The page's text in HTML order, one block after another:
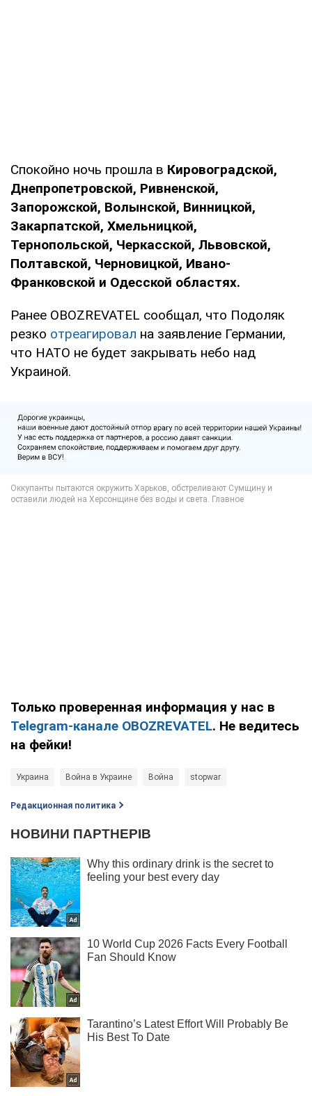
Спокойно ночь прошла в Кировоградской,
Днепропетровской, Ривненской,
Запорожской, Волынской, Винницкой,
Закарпатской, Хмельницкой,
Тернопольской, Черкасской, Львовской,
Полтавской, Черновицкой, Ивано-
Франковской и Одесской областях.
Ранее OBOZREVATEL сообщал, что Подоляк
резко отреагировал на заявление Германии,
что НАТО не будет закрывать небо над
Украиной.
Только проверенная информация у нас в
Telegram-канале OBOZREVATEL. Не ведитесь
на фейки!
Украина Война в Украине Война stopwar
Редакционная политика